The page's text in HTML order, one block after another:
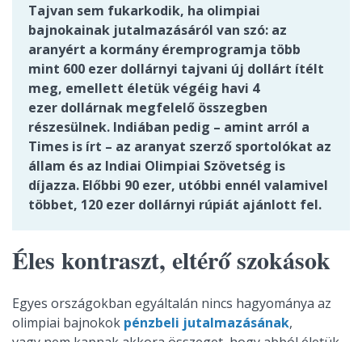
Tajvan sem fukarkodik, ha olimpiai
bajnokainak jutalmazásáról van szó: az
aranyért a kormány éremprogramja több
mint 600 ezer dollárnyi tajvani új dollárt ítélt
meg, emellett életük végéig havi 4
ezer dollárnak megfelelő összegben
részesülnek. Indiában pedig – amint arról a
Times is írt – az aranyat szerző sportolókat az
állam és az Indiai Olimpiai Szövetség is
díjazza. Előbbi 90 ezer, utóbbi ennél valamivel
többet, 120 ezer dollárnyi rúpiát ajánlott fel.
Éles kontraszt, eltérő szokások
Egyes országokban egyáltalán nincs hagyománya az
olimpiai bajnokok pénzbeli jutalmazásának,